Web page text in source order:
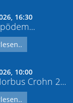
16:30
10:00
Crohn 2...